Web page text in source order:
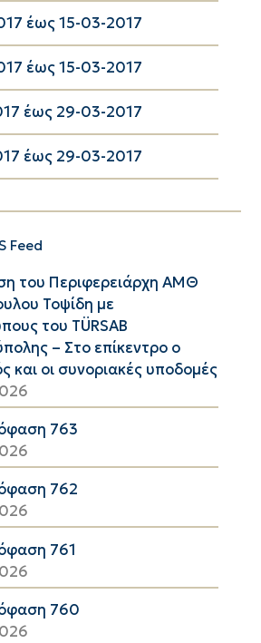
έως 15-03-2017
έως 15-03-2017
έως 29-03-2017
έως 29-03-2017
Feed
του Περιφερειάρχη ΑΜΘ
Τοψίδη με
του TÜRSAB
– Στο επίκεντρο ο
και οι συνοριακές υποδομές
763
762
761
760